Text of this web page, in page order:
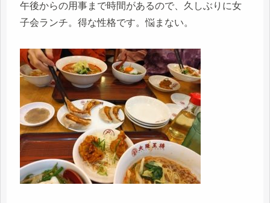
午後からの用事まで時間があるので、久しぶりに女
子会ランチ。得な性格です。悩まない。